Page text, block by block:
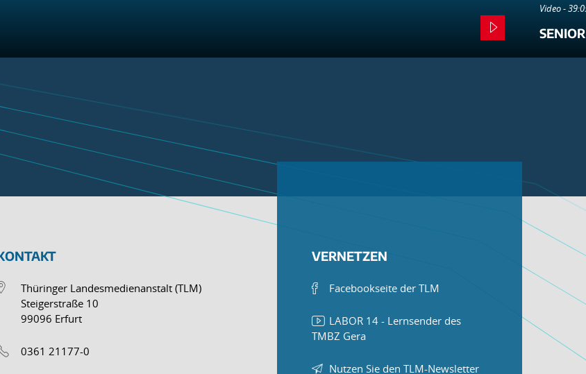
Video -
Thüringer Landesmedienanstalt (TLM)
Steigerstraße 10
99096 Erfurt
0361 21177-0
VERNETZEN
Facebookseite der TLM
LABOR 14 - Lernsender des
TMBZ Gera
Nutzen Sie den TLM-Newsletter